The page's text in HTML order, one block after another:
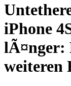
iPhone
lÃ¤nger:
weiteren